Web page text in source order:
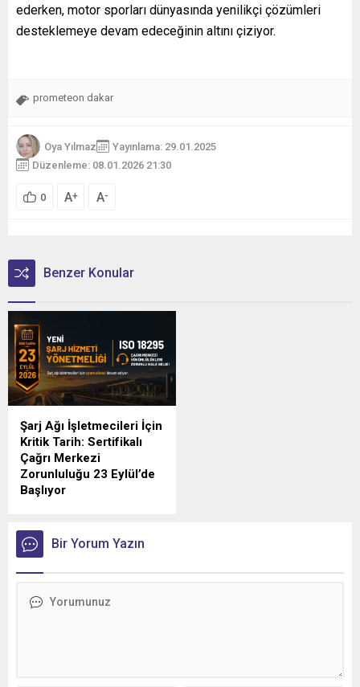
ederken, motor sporları dünyasında yenilikçi çözümleri
desteklemeye devam edeceğinin altını çiziyor.
prometeon dakar
Oya Yılmaz
Yayınlama: 29.01.2025
Düzenleme: 08.01.2026 21:30
0 A+ A-
Benzer Konular
Şarj Ağı İşletmecileri İçin
Kritik Tarih: Sertifikalı
Çağrı Merkezi
Zorunluluğu 23 Eylül’de
Başlıyor
ilgilendiren düzenlemede
geri sayım sürüyor.
Bir Yorum Yazın